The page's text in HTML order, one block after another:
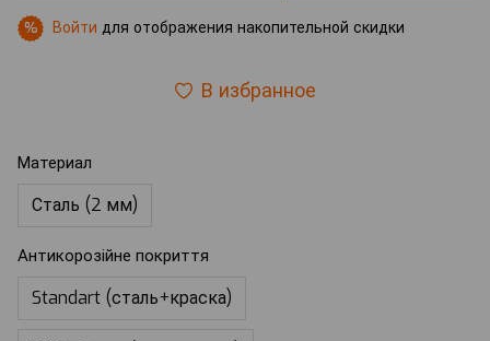
% Войти для отображения накопительной скидки
В избранное
Материал
Сталь (2 мм)
Антикорозійне покриття
Standart (сталь+краска)